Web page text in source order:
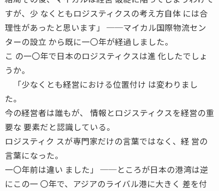
すが、少 なくともロジスティクスの考え方自体 には合
理性があったと思います」 ──マイカル国際物流セン
ターの設立 から既に一〇年が経過しました。
こ の一〇年で日本のロジスティクスは進 化したでしょ
うか。
「少なくとも経営における位置付け は変わりまし
た。
今の経営者は誰もが、 情報とロジスティクスを経営の重
要な 要素だと認識している。
ロジスティク スが専門家だけの言葉ではなく、経 営の
言葉になった。
一〇年前は違い ました」 ──ところが日本の港湾は逆
にこの一 〇年で、アジアのライバル港に大きく 差を付